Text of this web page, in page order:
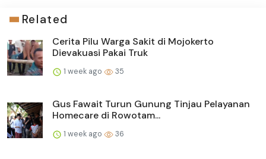
Related
Cerita Pilu Warga Sakit di Mojokerto
Dievakuasi Pakai Truk
1 week ago 35
Gus Fawait Turun Gunung Tinjau Pelayanan
Homecare di Rowotam...
1 week ago 36